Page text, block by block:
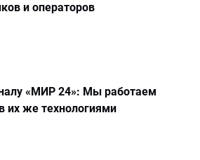
и операторов
«МИР 24»: Мы работаем
их же технологиями